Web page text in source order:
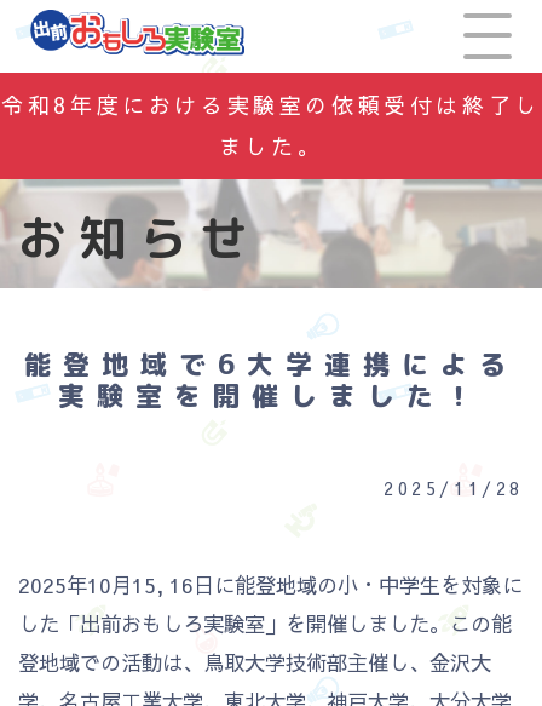
令和8年度における実験室の依頼受付は終了し
ました。
お知らせ
能登地域で6大学連携による
実験室を開催しました！
2025/11/28
2025年10月15, 16日に能登地域の小・中学生を対象に
した「出前おもしろ実験室」を開催しました。この能
登地域での活動は、鳥取大学技術部主催し、金沢大